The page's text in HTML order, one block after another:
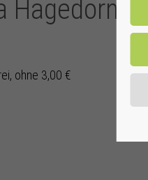
Hagedorn -
ohne 3,00 €